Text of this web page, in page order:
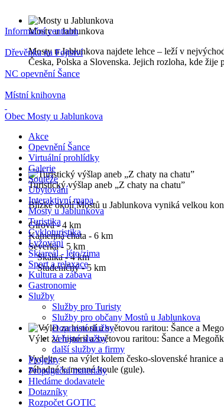
Mosty u Jablunkova
Mosty u Jablunkova najdete lehce – leží v
Česka, Polska a Slovenska. Jejich rozloha, kde
Turistický výšlap aneb „Z chaty na chatu”
Blízké okolí Mostů u Jablunkova vyniká velkou
Gírová - 4 km
Kamenná chata - 6 km
Severka - 5 km
Skalka - 4 km
Studeničný - 5 km
Výlet za historií a světovou raritou: Šance a
Vydejte se na výlet kolem česko-slovenské hranice
záhadné kamenné koule (gule).
Informační centrum
Dřevěnka na Fojtství
NC opevnění Šance
Místní knihovna
Obec Mosty u Jablunkova
Akce
Opevnění Šance
Virtuální prohlídky
Galerie
Soutěže
Ubytování
Interaktivní mapa
Mosty u Jablunkova
Turistika
Cykloturistika
Lyžování
Skiareál - léto/zima
Sport a relaxace
Kultura a zábava
Gastronomie
Služby
Služby pro Turisty
Služby pro občany Mostů u Jablunkova
Dopravní služby
Veřejné služby
další služby a firmy
Projekty
Propagační materiály
Hledáme dodavatele
Dotazníky
Rozpočet GOTIC